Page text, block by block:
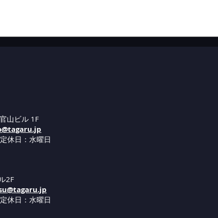
山ビル 1F
休日：水曜日
2F
休日：水曜日